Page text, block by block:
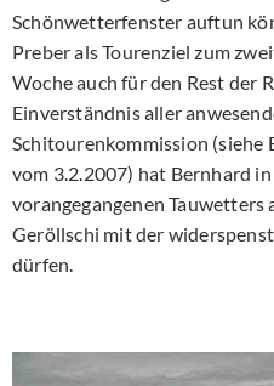
Schönwetterfenster auftun
Preber als Tourenziel zum
Woche auch für den Rest der
Einverständnis aller
Schitourenkommission (siehe
vom 3.2.2007) hat Bernhard
vorangegangenen Tauwetters
Geröllschi mit der
dürfen.